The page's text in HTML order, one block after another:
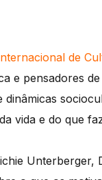
de
e pensadores
vida e do que
Unterberger,